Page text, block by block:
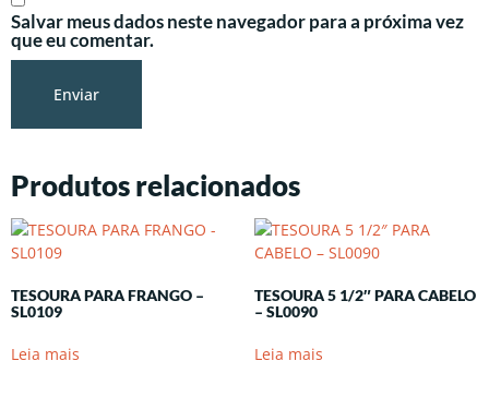
Salvar meus dados neste navegador para a próxima vez
que eu comentar.
Produtos relacionados
TESOURA PARA FRANGO –
SL0109
Leia mais
TESOURA 5 1/2″ PARA CABELO
– SL0090
Leia mais